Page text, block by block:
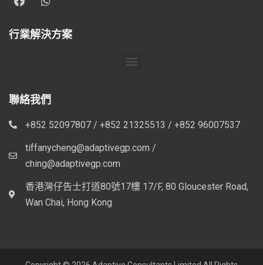
行業解決方案
聯絡我們
+852 52097807 / +852 21325513 / +852 96007537
tiffanycheng@adaptivegp.com /
ching@adaptivegp.com
香港灣仔告士打道80號17樓 17/F, 80 Gloucester Road,
Wan Chai, Hong Kong